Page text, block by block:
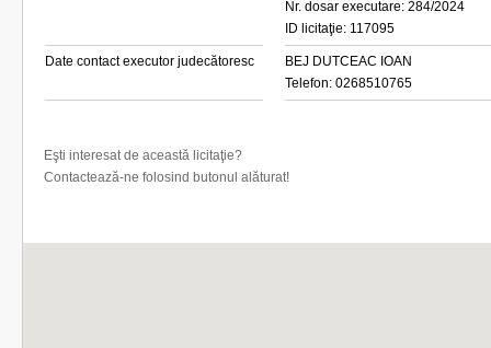
Nr. dosar executare: 284/2024
ID licitaţie: 117095
Date contact executor judecătoresc
BEJ DUTCEAC IOAN
Telefon: 0268510765
Eşti interesat de această licitaţie?
Contactează-ne folosind butonul alăturat!